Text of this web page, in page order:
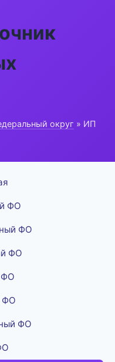
округ » ИП
ФО
ФО
ФО
ФО
ФО
ФО